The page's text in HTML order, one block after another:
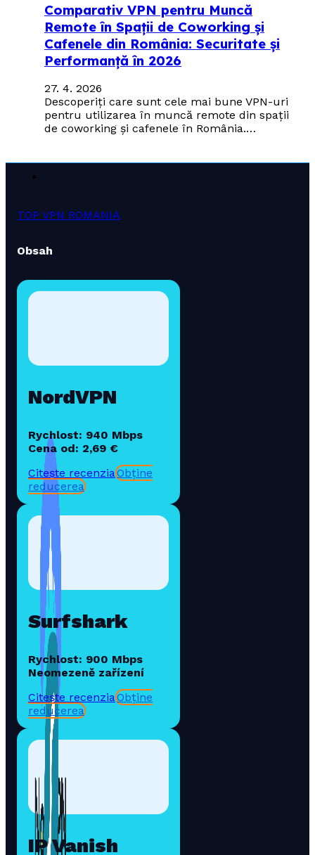
Comparativ VPN pentru Muncă
Remote în Spații de Coworking și
Cafenele din România: Securitate și
Performanță în 2026
27. 4. 2026
Descoperiți care sunt cele mai bune VPN-uri
pentru utilizarea în muncă remote din spații
de coworking și cafenele în România.…
TOP VPN ROMANIA
Obsah
NordVPN
Rychlost: 940 Mbps
Cena od: 2,69 €
Citește recenziaObține
reducerea
Surfshark
Rychlost: 900 Mbps
Neomezeně zařízení
Citește recenziaObține
reducerea
IP Vanish